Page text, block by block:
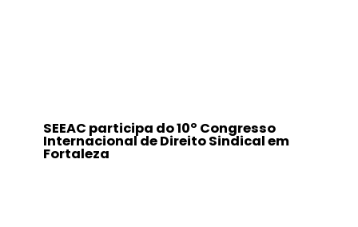
SEEAC participa do 10º Congresso
Internacional de Direito Sindical em
Fortaleza